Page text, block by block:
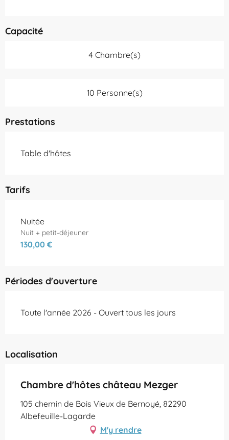
Capacité
4 Chambre(s)
10 Personne(s)
Prestations
Table d'hôtes
Tarifs
Tarifs 2026
Nuitée
Nuit + petit-déjeuner
130,00 €
Périodes d'ouverture
Toute l'année 2026 - Ouvert tous les jours
Localisation
Chambre d'hôtes château Mezger
105 chemin de Bois Vieux de Bernoyé, 82290
Albefeuille-Lagarde
M'y rendre